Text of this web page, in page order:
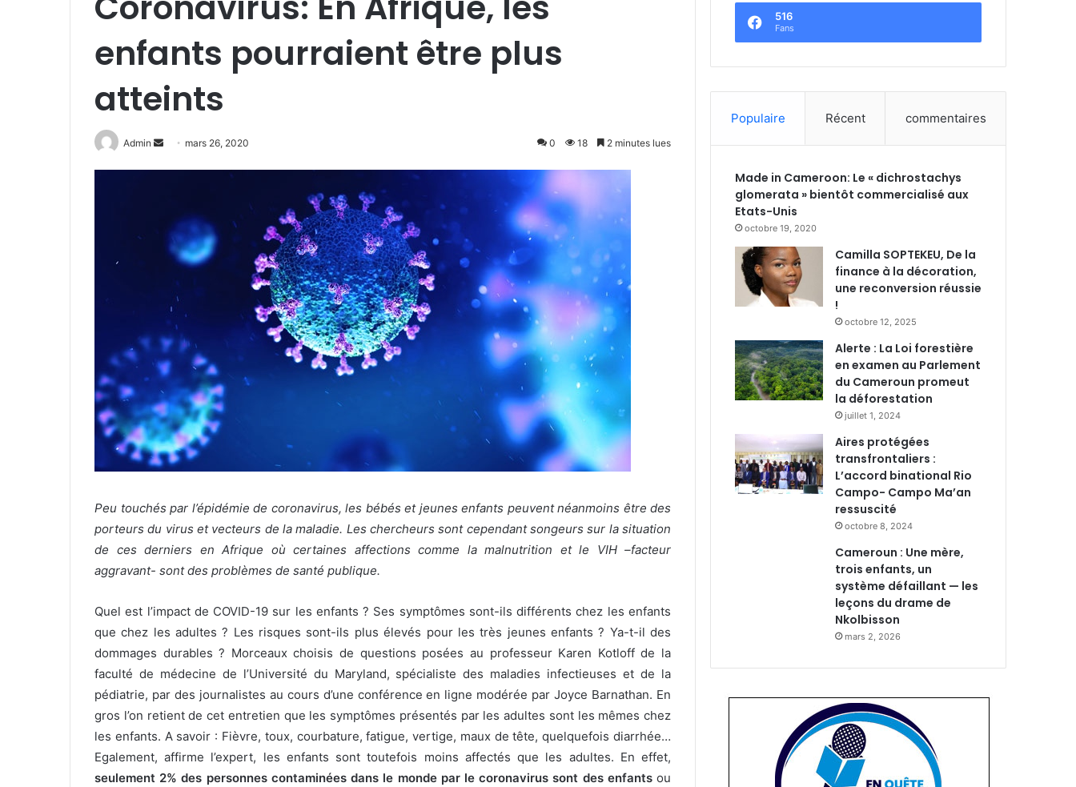
enfants pourraient être plus
atteints
Admin
o
u
r
r
i
e
l
mars 26, 2020 0 18 2 minutes lues
Peu touchés par l’épidémie de coronavirus, les bébés et jeunes enfants peuvent néanmoins être des
porteurs du virus et vecteurs de la maladie. Les chercheurs sont cependant songeurs sur la situation
de ces derniers en Afrique où certaines affections comme la malnutrition et le VIH –facteur
aggravant- sont des problèmes de santé publique.
Quel est l’impact de COVID-19 sur les enfants ? Ses symptômes sont-ils différents chez les enfants
que chez les adultes ? Les risques sont-ils plus élevés pour les très jeunes enfants ? Ya-t-il des
dommages durables ? Morceaux choisis de questions posées au professeur Karen Kotloff de la
faculté de médecine de l’Université du Maryland, spécialiste des maladies infectieuses et de la
pédiatrie, par des journalistes au cours d’une conférence en ligne modérée par Joyce Barnathan. En
gros l’on retient de cet entretien que les symptômes présentés par les adultes sont les mêmes chez
les enfants. A savoir : Fièvre, toux, courbature, fatigue, vertige, maux de tête, quelquefois diarrhée…
Egalement, affirme l’expert, les enfants sont toutefois moins affectés que les adultes. En effet,
seulement 2% des personnes contaminées dans le monde par le coronavirus sont des enfants ou
516
Fans
Populaire Récent commentaires
Made in Cameroon: Le « dichrostachys
glomerata » bientôt commercialisé aux
Etats-Unis
octobre 19, 2020
Camilla SOPTEKEU, De la
finance à la décoration,
une reconversion réussie
!
octobre 12, 2025
Alerte : La Loi forestière
en examen au Parlement
du Cameroun promeut
la déforestation
juillet 1, 2024
Aires protégées
transfrontaliers :
L’accord binational Rio
Campo- Campo Ma’an
ressuscité
octobre 8, 2024
Cameroun : Une mère,
trois enfants, un
système défaillant — les
leçons du drame de
Nkolbisson
mars 2, 2026